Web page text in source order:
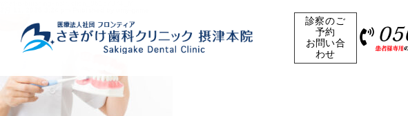
診察のご
予約
お問い合
わせ